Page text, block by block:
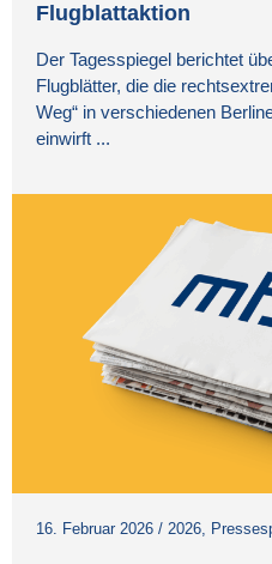
Flugblattaktion
Der Tagesspiegel berichtet
Flugblätter, die die
Weg“ in verschiedenen
einwirft ...
16. Februar 2026 / 2026,